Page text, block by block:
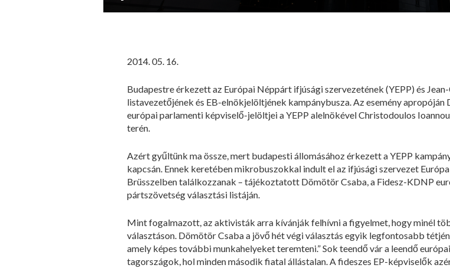
2014. 05. 16.
Budapestre érkezett az Európai Néppárt ifjúsági szervezetének (YEPP) és
listavezetőjének és EB-elnökjelöltjének kampánybusza. Az esemény apropóján
európai parlamenti képviselő-jelöltjei a YEPP alelnökével Christodoulos
terén.
Azért gyűltünk ma össze, mert budapesti állomásához érkezett a YEPP
kapcsán. Ennek keretében mikrobuszokkal indult el az ifjúsági szervezet
Brüsszelben találkozzanak – tájékoztatott Dömötör Csaba, a Fidesz-KDNP
pártszövetség választási listáján.
Mint fogalmazott, az aktivisták arra kívánják felhívni a figyelmet, hogy minél
választáson. Dömötör Csaba a jövő hét végi választás egyik legfontosabb
amely képes további munkahelyeket teremteni.” Sok teendő vár a leendő
tagországok, hol minden második fiatal állástalan. A fideszes EP-képviselők